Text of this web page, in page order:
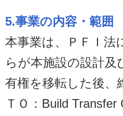
5.事業の内容・範囲
本事業は、ＰＦＩ法
らが本施設の設計
有権を移転した後、
ＴＯ：Build